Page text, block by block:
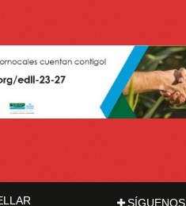
SÍGUENOS